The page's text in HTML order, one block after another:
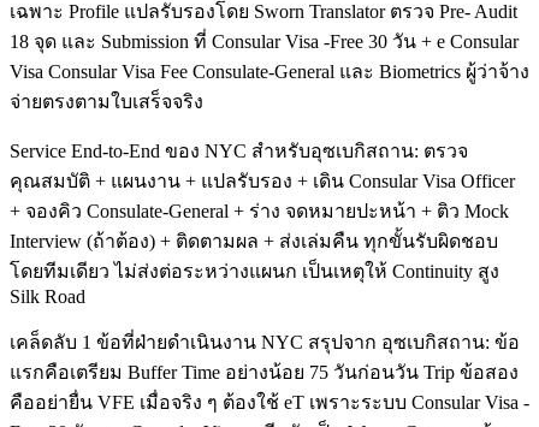
เฉพาะ Profile แปลรับรองโดย Sworn Translator ตรวจ Pre- Audit
18 จุด และ Submission ที่ Consular Visa -Free 30 วัน + e Consular
Visa Consular Visa Fee Consulate-General และ Biometrics ผู้ว่าจ้าง
จ่ายตรงตามใบเสร็จจริง
Service End-to-End ของ NYC สำหรับอุซเบกิสถาน: ตรวจ
คุณสมบัติ + แผนงาน + แปลรับรอง + เดิน Consular Visa Officer
+ จองคิว Consulate-General + ร่าง จดหมายปะหน้า + ติว Mock
Interview (ถ้าต้อง) + ติดตามผล + ส่งเล่มคืน ทุกขั้นรับผิดชอบ
โดยทีมเดียว ไม่ส่งต่อระหว่างแผนก เป็นเหตุให้ Continuity สูง
Silk Road
เคล็ดลับ 1 ข้อที่ฝ่ายดำเนินงาน NYC สรุปจาก อุซเบกิสถาน: ข้อ
แรกคือเตรียม Buffer Time อย่างน้อย 75 วันก่อนวัน Trip ข้อสอง
คืออย่ายื่น VFE เมื่อจริง ๆ ต้องใช้ eT เพราะระบบ Consular Visa -